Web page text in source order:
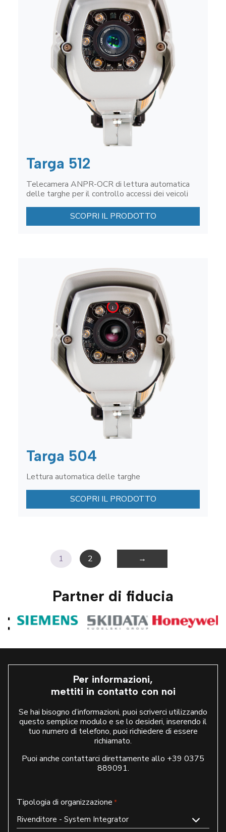
Targa 512
Telecamera ANPR-OCR di lettura automatica
delle targhe per il controllo accessi dei veicoli
SCOPRI IL PRODOTTO
Targa 504
Lettura automatica delle targhe
SCOPRI IL PRODOTTO
1 2 →
Partner di fiducia
Per informazioni,
mettiti in contatto con noi
Se hai bisogno d’informazioni, puoi scriverci utilizzando
questo semplice modulo e se lo desideri, inserendo il
tuo numero di telefono, puoi richiedere di essere
richiamato.
Puoi anche contattarci direttamente allo +39 0375
889091.
Tipologia di organizzazione *